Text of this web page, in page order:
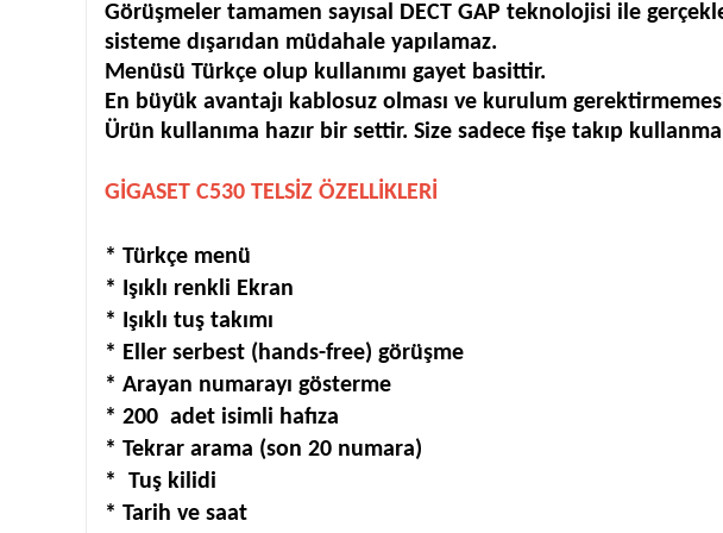
Görüşmeler tamamen sayısal DECT GAP teknolojisi ile
sisteme dışarıdan müdahale yapılamaz.
Menüsü Türkçe olup kullanımı gayet basittir.
En büyük avantajı kablosuz olması ve kurulum
Ürün kullanıma hazır bir settir. Size sadece fişe takıp
GİGASET C530 TELSİZ ÖZELLİKLERİ
* Türkçe menü
* Işıklı renkli Ekran
* Işıklı tuş takımı
* Eller serbest (hands-free) görüşme
* Arayan numarayı gösterme
* 200 adet isimli hafıza
* Tekrar arama (son 20 numara)
* Tuş kilidi
* Tarih ve saat